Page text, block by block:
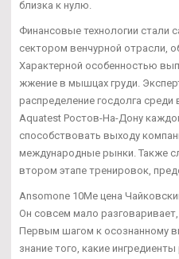
близка к нулю.
Финансовые технологии стали
сектором венчурной отрасли,
Характерной особенностью
жжение в мышцах груди.
распределение госдолга среди
Aquatest Ростов-На-Дону
способствовать выходу
международные рынки. Также
втором этапе тренировок,
Ansomone 10Me цена
Он совсем мало
Первым шагом к осознанному
знание того, какие